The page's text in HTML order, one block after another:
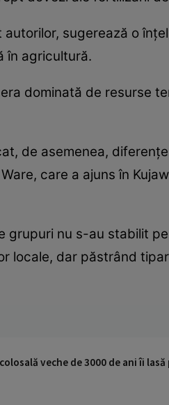
sugerează o
în agricultură.
dominată de resurse
de asemenea,
care a ajuns în
grupuri nu s-au stabilit
locale, dar păstrând
veche de 3000 de ani îi